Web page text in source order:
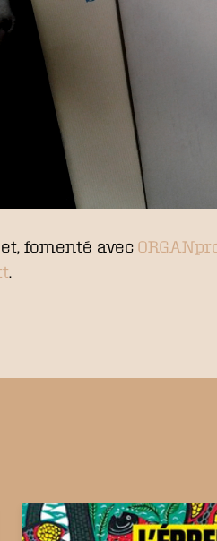
fomenté avec
.